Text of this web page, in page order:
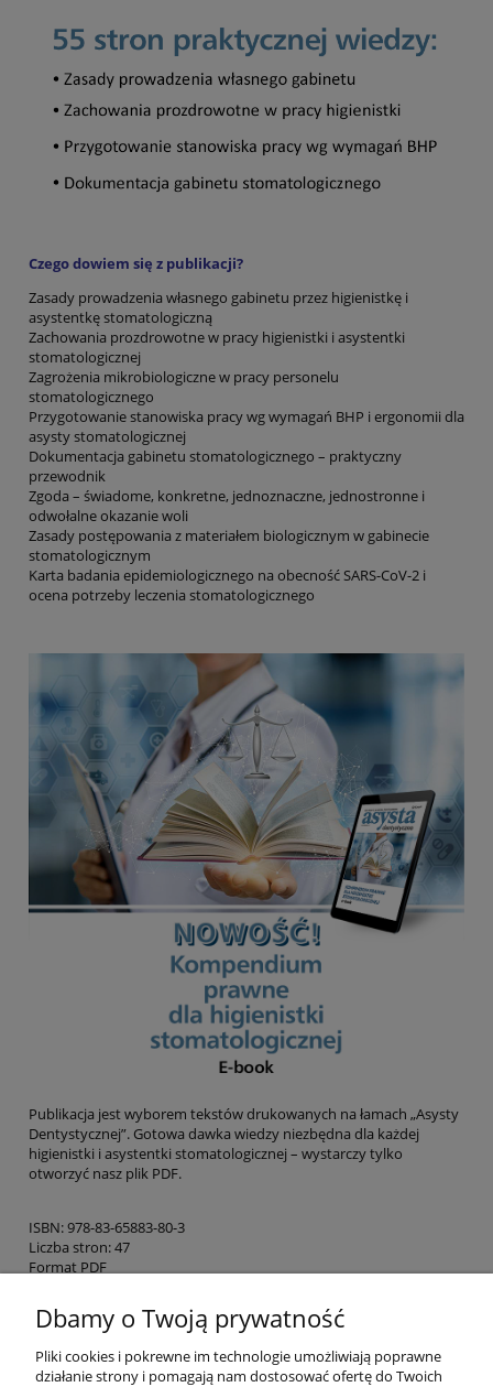
Czego dowiem się z publikacji?
Zasady prowadzenia własnego gabinetu przez higienistkę i
asystentkę stomatologiczną
Zachowania prozdrowotne w pracy higienistki i asystentki
stomatologicznej
Zagrożenia mikrobiologiczne w pracy personelu
stomatologicznego
Przygotowanie stanowiska pracy wg wymagań BHP i ergonomii dla
asysty stomatologicznej
Dokumentacja gabinetu stomatologicznego – praktyczny
przewodnik
Zgoda – świadome, konkretne, jednoznaczne, jednostronne i
odwołalne okazanie woli
Zasady postępowania z materiałem biologicznym w gabinecie
stomatologicznym
Karta badania epidemiologicznego na obecność SARS-CoV-2 i
ocena potrzeby leczenia stomatologicznego
Publikacja jest wyborem tekstów drukowanych na łamach „Asysty
Dentystycznej”. Gotowa dawka wiedzy niezbędna dla każdej
higienistki i asystentki stomatologicznej – wystarczy tylko
otworzyć nasz plik PDF.
ISBN: 978-83-65883-80-3
Liczba stron: 47
Format PDF
Dbamy o Twoją prywatność
Pliki cookies i pokrewne im technologie umożliwiają poprawne
działanie strony i pomagają nam dostosować ofertę do Twoich